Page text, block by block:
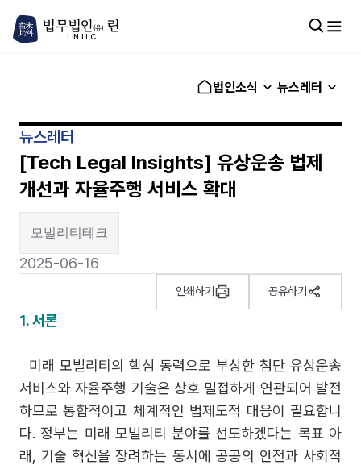
법무법인 (유) 린
LIN LLC
법인소식 뉴스레터
뉴스레터
[Tech Legal Insights] 유상운송 법제
개선과 자율주행 서비스 확대
모빌리티테크
2025-06-16
인쇄하기 공유하기
1. 서론
미래 모빌리티의 핵심 동력으로 부상한 첨단 유상운송
서비스와 자율주행 기술은 상호 밀접하게 연관되어 발전
하므로 통합적이고 체계적인 법제도적 대응이 필요합니
다. 정부는 미래 모빌리티 분야를 선도하겠다는 목표 아
래, 기술 혁신을 장려하는 동시에 공공의 안전과 사회적